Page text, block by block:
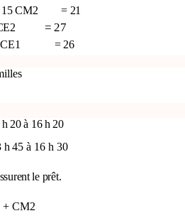
CM2
= 21
= 27
CE1 = 26
h 20 à 16 h 20
h 45 à 16 h 30
le prêt.
+ CM2